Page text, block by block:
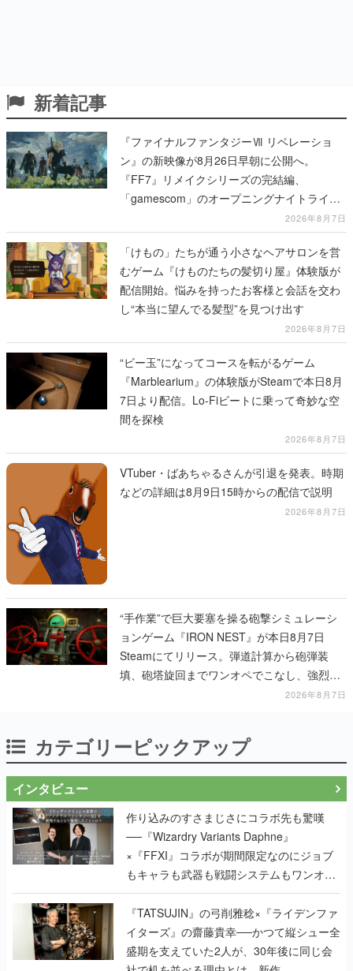
新着記事
『ファイナルファンタジーⅦ リベレーショ
ン』の新映像が8月26日早朝に公開へ。
『FF7』リメイクシリーズの完結編、
「gamescom」のオープニングナイトライブ
にてディレクターの浜口直樹氏が登壇する予
定
2026年8月7日
「けもの」たちが通う小さなヘアサロンを営
むゲーム『けものたちの髪切り屋』体験版が
配信開始。悩みを持ったお客様と会話を交わ
し“本当に望んでる髪型”を見つけ出す
2026年8月7日
“ビー玉”になってコースを転がるゲーム
『Marblearium』の体験版がSteamで本日8月
7日より配信。Lo-Fiビートに乗って奇妙な空
間を探検
2026年8月7日
VTuber・ばあちゃるさんが引退を発表。時期
などの詳細は8月9日15時からの配信で説明
2026年8月7日
“手作業”で巨大要塞を操る砲撃シミュレーシ
ョンゲーム『IRON NEST』が本日8月7日
Steamにてリリース。弾道計算から砲弾装
填、砲塔旋回までワンオペでこなし、強烈な
一撃をブチかませるロマンある作品2026年8月7日
カテゴリーピックアップ
インタビュー
作り込みのすさまじさにコラボ先も驚嘆
──『Wizardry Variants Daphne』
×『FFXI』コラボが期間限定なのにジョブ
もキャラも武器も戦闘システムもワンオフ
で作り込まれた理由を両ディレクターに聞
く
『TATSUJIN』の弓削雅稔×『ライデンファ
イターズ』の齋藤貴幸──かつて縦シュー全
盛期を支えていた2人が、30年後に同じ会